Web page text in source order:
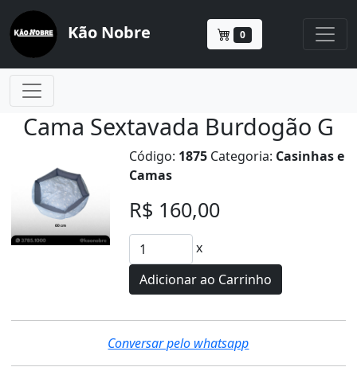
Kão Nobre 0
Cama Sextavada Burdogão G
Código: 1875 Categoria: Casinhas e
Camas
R$ 160,00
x
Adicionar ao Carrinho
Conversar pelo whatsapp